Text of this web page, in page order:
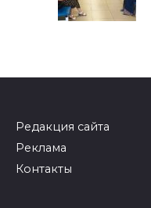
Редакция сайта
Реклама
Контакты